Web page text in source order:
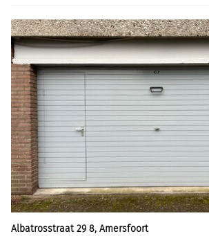
Albatrosstraat 29 8, Amersfoort